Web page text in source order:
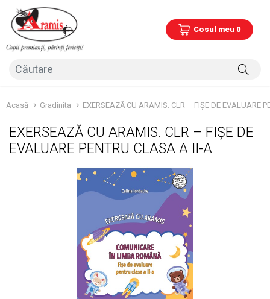
Cosul meu 0
Acasă Gradinita EXERSEAZĂ CU ARAMIS. CLR – FIȘE DE EVALUARE
EXERSEAZĂ CU ARAMIS. CLR – FIȘE DE
EVALUARE PENTRU CLASA A II-A